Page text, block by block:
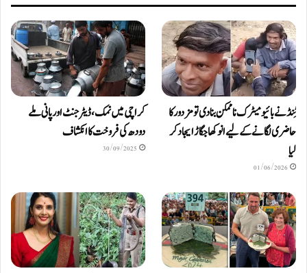
ٹِنڈ نے بائیومیٹرک ناممکن بنا دی تو مزدور کا
حاضری لگانے کے لیے انوکھا جگاڑ ایجاد کر
لیا
01/06/2026
کراچی میں نمک، ڈیٹرجنٹ اور پانی ملے
دودھ کی فروخت کا انکشاف
30/09/2025